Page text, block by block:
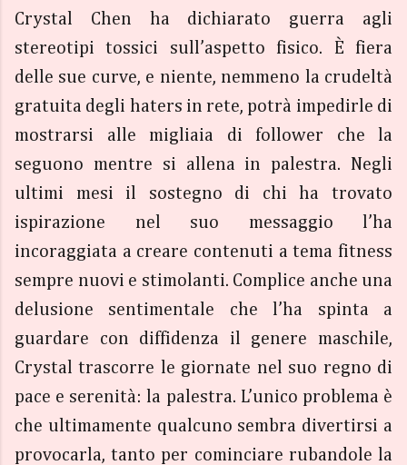
Crystal Chen ha dichiarato guerra agli
stereotipi tossici sull’aspetto fisico. È fiera
delle sue curve, e niente, nemmeno la crudeltà
gratuita degli haters in rete, potrà impedirle di
mostrarsi alle migliaia di follower che la
seguono mentre si allena in palestra. Negli
ultimi mesi il sostegno di chi ha trovato
ispirazione nel suo messaggio l’ha
incoraggiata a creare contenuti a tema fitness
sempre nuovi e stimolanti. Complice anche una
delusione sentimentale che l’ha spinta a
guardare con diffidenza il genere maschile,
Crystal trascorre le giornate nel suo regno di
pace e serenità: la palestra. L’unico problema è
che ultimamente qualcuno sembra divertirsi a
provocarla, tanto per cominciare rubandole la